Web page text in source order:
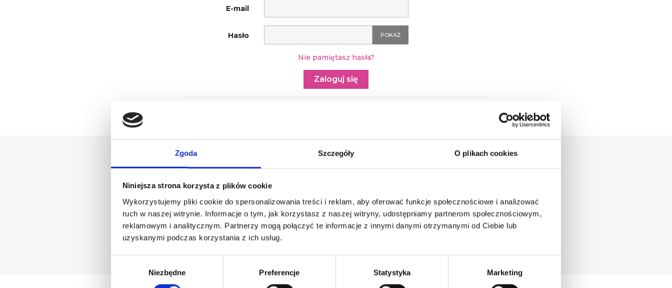
Zgoda Szczegóły O plikach cookies
Niniejsza strona korzysta z plików cookie
Wykorzystujemy pliki cookie do spersonalizowania treści i reklam, aby oferować funkcje społecznościowe i analizować
ruch w naszej witrynie. Informacje o tym, jak korzystasz z naszej witryny, udostępniamy partnerom społecznościowym,
reklamowym i analitycznym. Partnerzy mogą połączyć te informacje z innymi danymi otrzymanymi od Ciebie lub
uzyskanymi podczas korzystania z ich usług.
Niezbędne Preferencje Statystyka Marketing
E-mail
Hasło POKAŻ
Nie pamiętasz hasła?
Zaloguj się
Newsletter
Otrzymuj informację o nowościach i wyprzedażach
Możesz zrezygnować w każdej chwili. W tym celu należy odnaleźć szczegóły w naszej informacji prawnej. Wpisując adres
email wyrażasz zgodę na otrzymywanie drogą mailową informacji handlowych od administratora, zgodnie z
prywatności